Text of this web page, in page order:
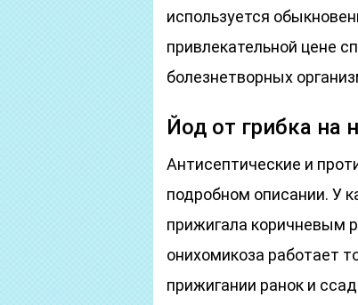
используется
привлекательной цене
болезнетворных
Йод от грибка на
Антисептические и
подробном описании. У
прижигала коричневым
онихомикоза работает
прижигании ранок и